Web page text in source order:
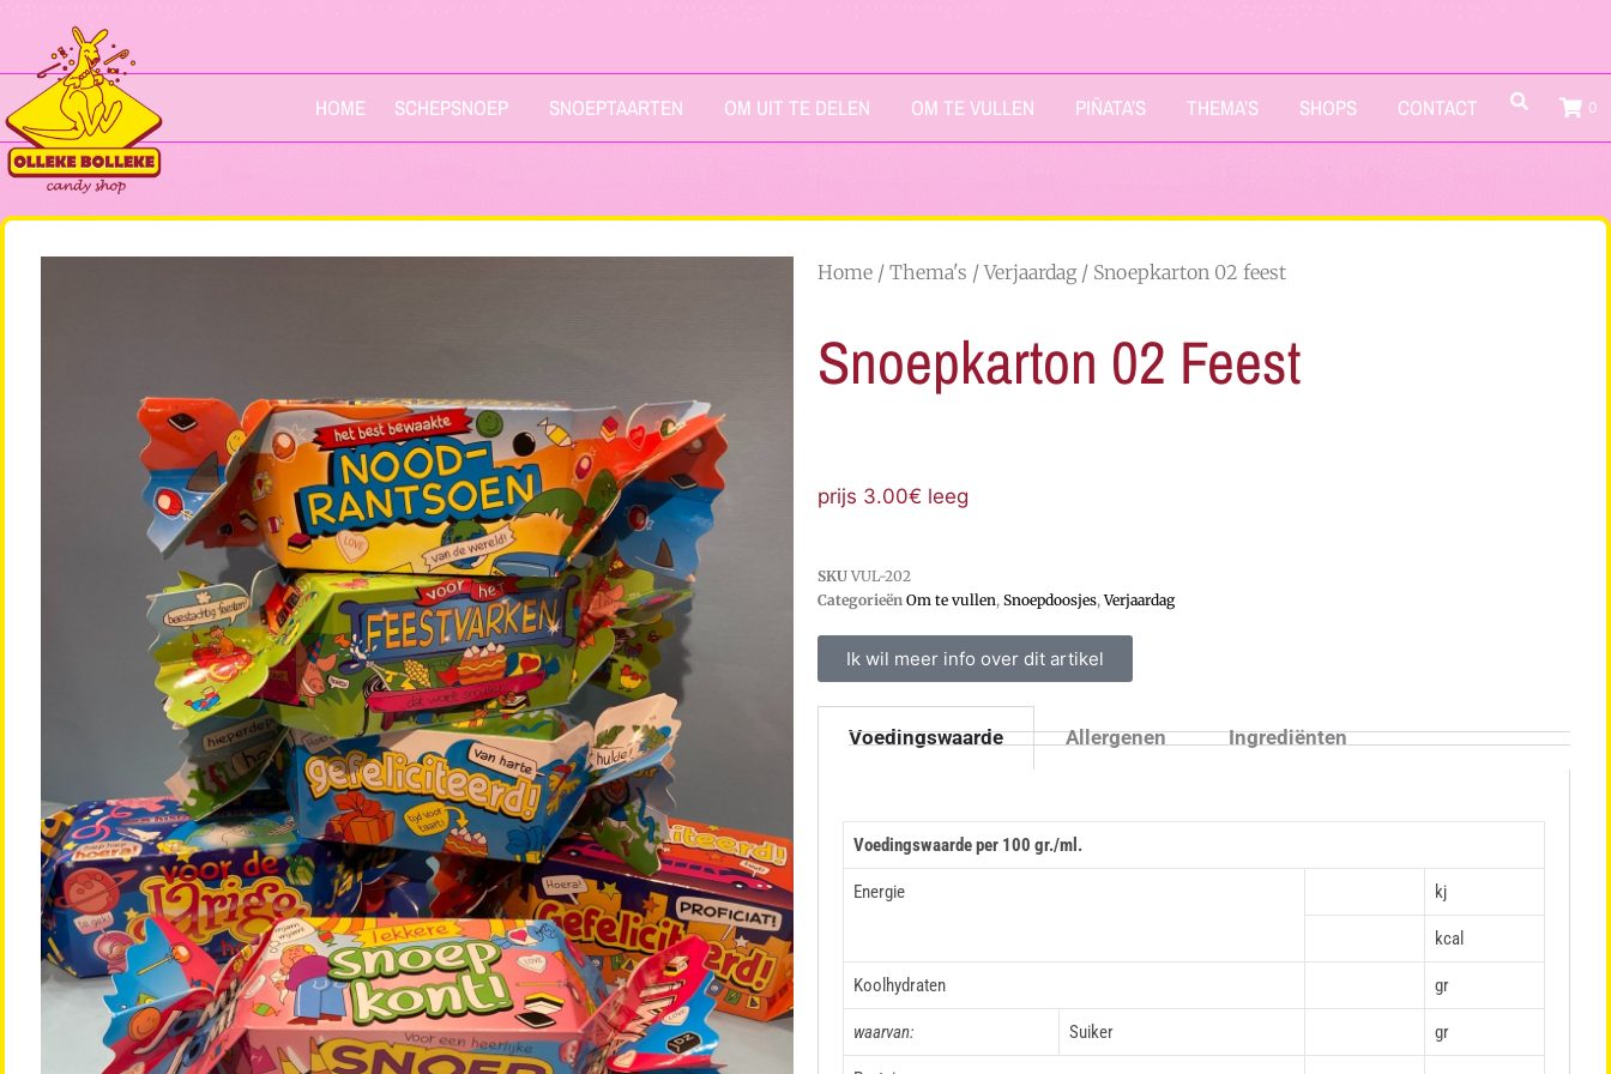
HOME SCHEPSNOEP SNOEPTAARTEN OM UIT TE DELEN OM TE VULLEN PIÑATA’S THEMA’S SHOPS CONTACT 0
Home / Thema's /Verjaardag/ Snoepkarton 02 feest
Snoepkarton 02 Feest
prijs 3.00€ leeg
SKU VUL-202
Categorieën Om te vullen, Snoepdoosjes,Verjaardag
Ik wil meer info over dit artikel
Voedingswaarde Allergenen Ingrediënten
Voedingswaarde per 100 gr./ml.
Energie kj
kcal
Koolhydraten gr
waarvan: Suiker gr